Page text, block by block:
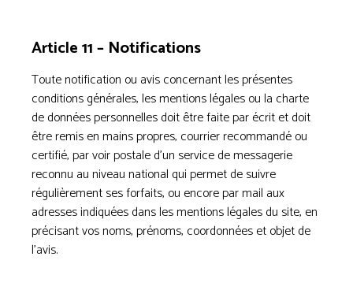
Article 11 – Notifications
Toute notification ou avis concernant les présentes
conditions générales, les mentions légales ou la charte
de données personnelles doit être faite par écrit et doit
être remis en mains propres, courrier recommandé ou
certifié, par voir postale d’un service de messagerie
reconnu au niveau national qui permet de suivre
régulièrement ses forfaits, ou encore par mail aux
adresses indiquées dans les mentions légales du site, en
précisant vos noms, prénoms, coordonnées et objet de
l’avis.